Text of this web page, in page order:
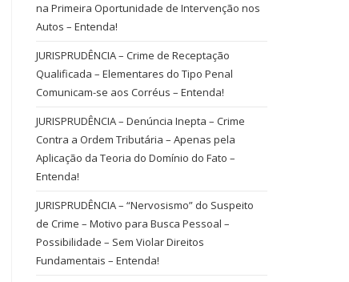
na Primeira Oportunidade de Intervenção nos
Autos – Entenda!
JURISPRUDÊNCIA – Crime de Receptação
Qualificada – Elementares do Tipo Penal
Comunicam-se aos Corréus – Entenda!
JURISPRUDÊNCIA – Denúncia Inepta – Crime
Contra a Ordem Tributária – Apenas pela
Aplicação da Teoria do Domínio do Fato –
Entenda!
JURISPRUDÊNCIA – “Nervosismo” do Suspeito
de Crime – Motivo para Busca Pessoal –
Possibilidade – Sem Violar Direitos
Fundamentais – Entenda!